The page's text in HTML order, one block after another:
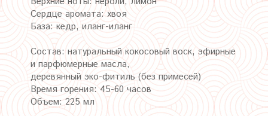
Сердце аромата: хвоя
База: кедр, иланг-иланг
Состав: натуральный кокосовый воск,эфирные
и парфюмерные масла,
деревянный эко-фитиль (без примесей)
Время горения: 45-60 часов
Объем: 225 мл